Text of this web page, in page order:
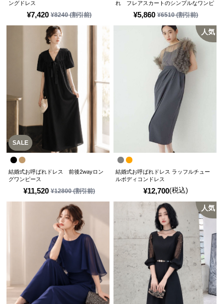
¥7,420 ¥8240(割引前)
ングドレス
¥5,860 ¥6510(割引前)
れ フレアスカートのシンプルなワンピ
SALE
¥11,520 ¥12800(割引前)
結婚式お呼ばれドレス 前後2wayロン
グワンピース
人気
¥12,700(税込)
結婚式お呼ばれドレス ラッフルチュー
ルボディコンドレス
人気